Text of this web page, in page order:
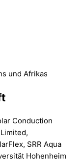
und Afrikas
Conduction
SRR Aqua
Hohenheim